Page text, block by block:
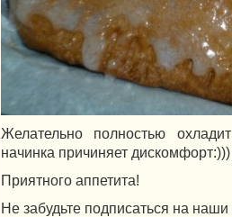
Желательно полностью
начинка причиняет дискомфорт:)))
Приятного аппетита!
Не забудьте подписаться на наши